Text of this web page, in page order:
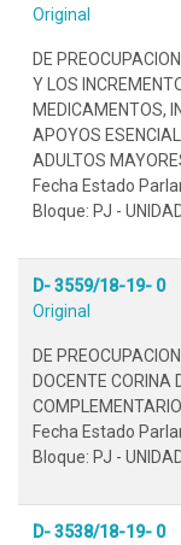
Original
DE
Y LOS
MEDICAMENTOS,
APOYOS
ADULTOS
Fecha Estado
Bloque: PJ -
D- 3559/18-19- 0
Original
DE
DOCENTE CORINA
Fecha Estado
Bloque: PJ -
D- 3538/18-19- 0